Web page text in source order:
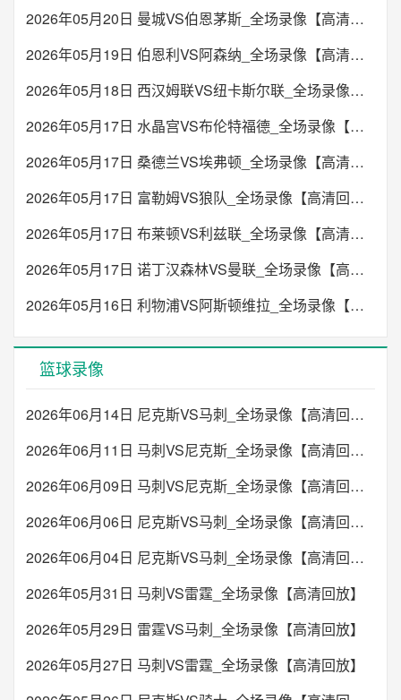
2026年05月20日 曼城VS伯恩茅斯_全场录像【高清回放】
2026年05月19日 伯恩利VS阿森纳_全场录像【高清回放】
2026年05月18日 西汉姆联VS纽卡斯尔联_全场录像【高清回放】
2026年05月17日 水晶宫VS布伦特福德_全场录像【高清回放】
2026年05月17日 桑德兰VS埃弗顿_全场录像【高清回放】
2026年05月17日 富勒姆VS狼队_全场录像【高清回放】
2026年05月17日 布莱顿VS利兹联_全场录像【高清回放】
2026年05月17日 诺丁汉森林VS曼联_全场录像【高清回放】
2026年05月16日 利物浦VS阿斯顿维拉_全场录像【高清回放】
篮球录像
2026年06月14日 尼克斯VS马刺_全场录像【高清回放】
2026年06月11日 马刺VS尼克斯_全场录像【高清回放】
2026年06月09日 马刺VS尼克斯_全场录像【高清回放】
2026年06月06日 尼克斯VS马刺_全场录像【高清回放】
2026年06月04日 尼克斯VS马刺_全场录像【高清回放】
2026年05月31日 马刺VS雷霆_全场录像【高清回放】
2026年05月29日 雷霆VS马刺_全场录像【高清回放】
2026年05月27日 马刺VS雷霆_全场录像【高清回放】